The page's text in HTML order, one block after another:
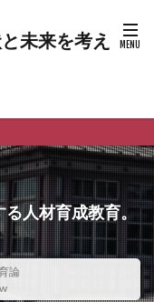
人材育成教育。
論